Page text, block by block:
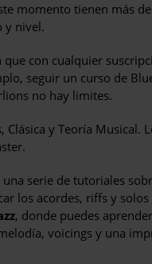
momento tienen más
y nivel.
con cualquier
seguir un curso de
no hay limites.
y Teoría Musical.
una serie de tutoriales
los acordes, riffs y solos
, donde puedes
voicings y una